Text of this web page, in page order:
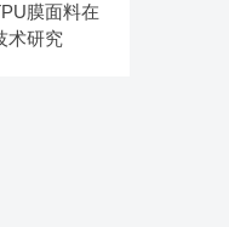
膜面料在
术研究